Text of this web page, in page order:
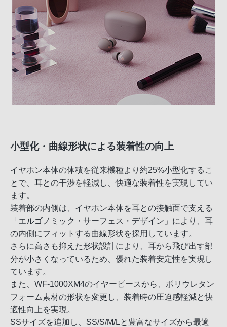
小型化・曲線形状による装着性の向上
イヤホン本体の体積を従来機種より約25%小型化するこ
とで、耳との干渉を軽減し、快適な装着性を実現してい
ます。
装着部の内側は、イヤホン本体を耳との接触面で支える
「エルゴノミック・サーフェス・デザイン」により、耳
の内側にフィットする曲線形状を採用しています。
さらに高さも抑えた形状設計により、耳から飛び出す部
分が小さくなっているため、優れた装着安定性を実現し
ています。
また、WF-1000XM4のイヤーピースから、ポリウレタン
フォーム素材の形状を変更し、装着時の圧迫感軽減と快
適性向上を実現。
SSサイズを追加し、SS/S/M/Lと豊富なサイズから最適